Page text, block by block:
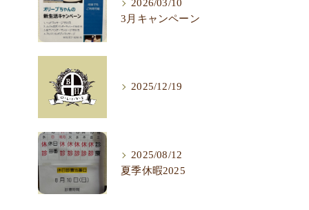
2026/03/10
3月キャンペーン
2025/12/19
2025/08/12
夏季休暇2025